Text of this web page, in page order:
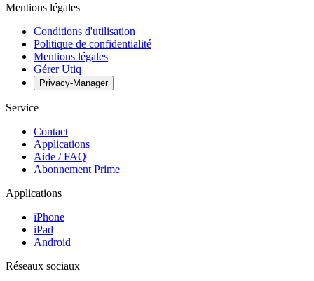
Mentions légales
Conditions d'utilisation
Politique de confidentialité
Mentions légales
Gérer Utiq
Privacy-Manager
Service
Contact
Applications
Aide / FAQ
Abonnement Prime
Applications
iPhone
iPad
Android
Réseaux sociaux